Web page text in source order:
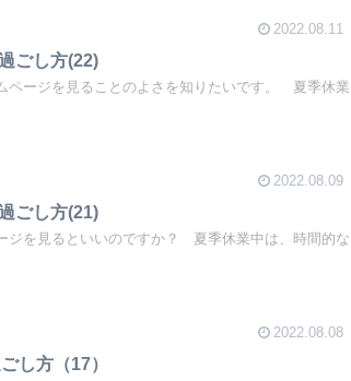
2022.08.11
ごし方(22)
ページを見ることのよさを知りたいです。 夏季休業
2022.08.09
ごし方(21)
ジを見るといいのですか？ 夏季休業中は、時間的な
2022.08.08
し方（17）